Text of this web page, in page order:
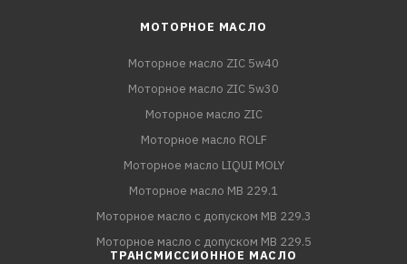
МОТОРНОЕ МАСЛО
Моторное масло ZIC 5w40
Моторное масло ZIC 5w30
Моторное масло ZIC
Моторное масло ROLF
Моторное масло LIQUI MOLY
Моторное масло MB 229.1
Моторное масло с допуском MB 229.3
Моторное масло с допуском MB 229.5
ТРАНСМИССИОННОЕ МАСЛО